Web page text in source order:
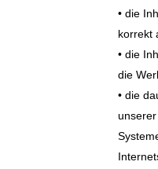
• die
korrekt
• die
die
• die